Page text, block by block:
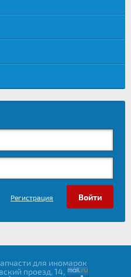
Регистрация
для иномарок
проезд, 14,